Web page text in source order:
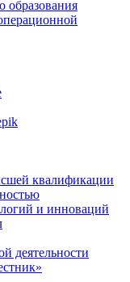
образования
квалификации
и инноваций
деятельности